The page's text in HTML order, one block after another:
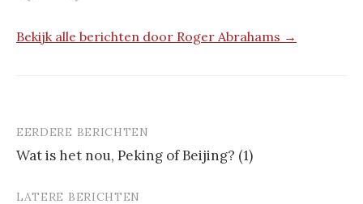
Bekijk alle berichten door Roger Abrahams →
Berichtnavigatie
EERDERE BERICHTEN
Wat is het nou, Peking of Beijing? (1)
LATERE BERICHTEN